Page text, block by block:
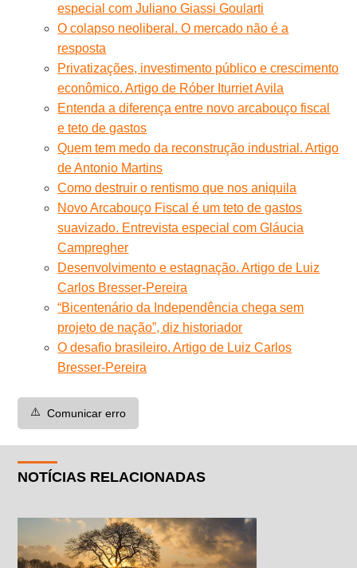
especial com Juliano Giassi Goularti
O colapso neoliberal. O mercado não é a
resposta
Privatizações, investimento público e crescimento
econômico. Artigo de Róber Iturriet Avila
Entenda a diferença entre novo arcabouço fiscal
e teto de gastos
Quem tem medo da reconstrução industrial. Artigo
de Antonio Martins
Como destruir o rentismo que nos aniquila
Novo Arcabouço Fiscal é um teto de gastos
suavizado. Entrevista especial com Gláucia
Campregher
Desenvolvimento e estagnação. Artigo de Luiz
Carlos Bresser-Pereira
“Bicentenário da Independência chega sem
projeto de nação”, diz historiador
O desafio brasileiro. Artigo de Luiz Carlos
Bresser-Pereira
⚠️ Comunicar erro
NOTÍCIAS RELACIONADAS